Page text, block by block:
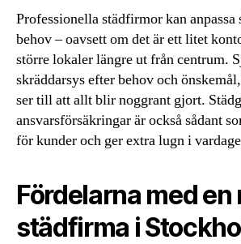
Professionella städfirmor kan
behov – oavsett om det är ett litet
större lokaler längre ut från centrum.
skräddarsys efter behov och
ser till att allt blir noggrant gjort.
ansvarsförsäkringar är också sådant
för kunder och ger extra lugn i
Fördelarna med en
städfirma i